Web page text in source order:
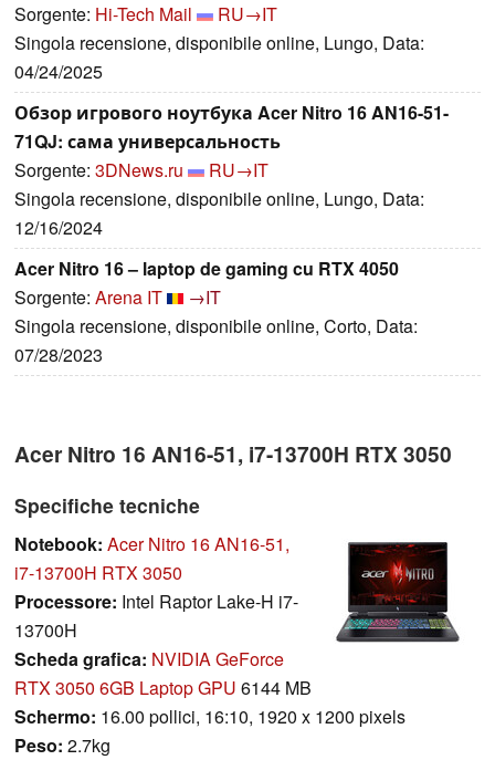
Sorgente: Hi-Tech Mail
RU→IT
Singola recensione, disponibile online, Lungo, Data:
04/24/2025
Обзор игрового ноутбука Acer Nitro 16 AN16-51-
71QJ: сама универсальность
Sorgente: 3DNews.ru
RU→IT
Singola recensione, disponibile online, Lungo, Data:
12/16/2024
Acer Nitro 16 – laptop de gaming cu RTX 4050
Sorgente: Arena IT
→IT
Singola recensione, disponibile online, Corto, Data:
07/28/2023
Acer Nitro 16 AN16-51, i7-13700H RTX 3050
Specifiche tecniche
Notebook: Acer Nitro 16 AN16-51,
i7-13700H RTX 3050
Processore: Intel Raptor Lake-H i7-
13700H
Scheda grafica: NVIDIA GeForce
RTX 3050 6GB Laptop GPU 6144 MB
Schermo: 16.00 pollici, 16:10, 1920 x 1200 pixels
Peso: 2.7kg